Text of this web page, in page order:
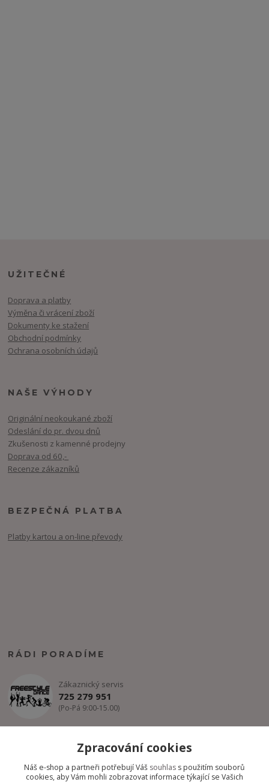
UŽITEČNÉ
Doprava a platby
Výměna či vrácení zboží
Dokumenty ke stažení
Obchodní podmínky
Ochrana osobních údajů
NAŠE VÝHODY
Originální neokoukané zboží
Odeslání do pr. dvou dnů
Zkušenosti z kamenné prodejny
Doprava od 60,-
Recenze zákazníků
BEZPEČNÁ PLATBA
Platby kartou a on-line převody
RÁDI PORADÍME
Zákaznický servis
725 279 951
(Po-Pá 9:00-15.00)
Zpracování cookies
Náš e-shop a partneři potřebují Váš souhlas s použitím souborů
cookies, aby Vám mohli zobrazovat informace týkající se Vašich